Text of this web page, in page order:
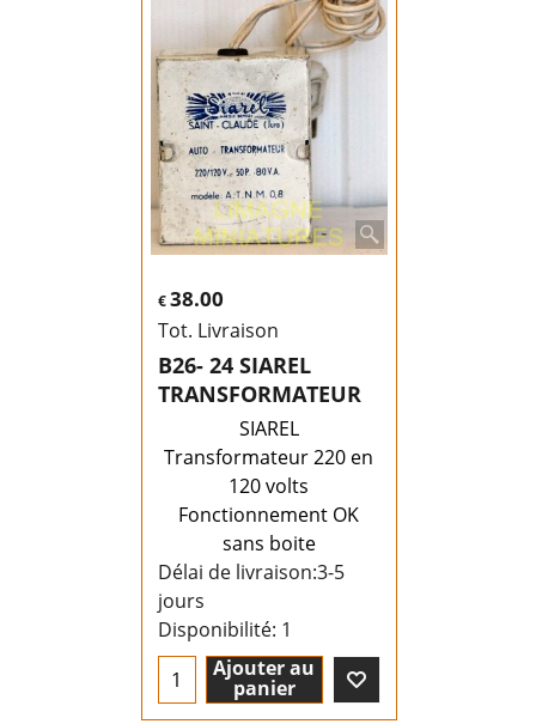
€38.00
Tot. Livraison
B26- 24 SIAREL
TRANSFORMATEUR
SIAREL
Transformateur 220 en
120 volts
Fonctionnement OK
sans boite
Délai de livraison:3-5
jours
Disponibilité: 1
Ajouter au
panier